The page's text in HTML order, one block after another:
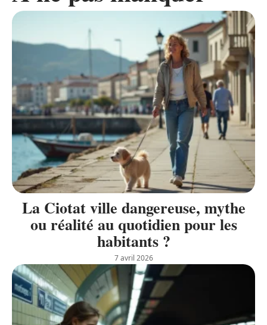
La Ciotat ville dangereuse, mythe
ou réalité au quotidien pour les
habitants ?
7 avril 2026